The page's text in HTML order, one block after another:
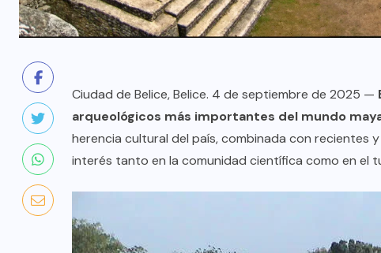
Ciudad de Belice, Belice. 4 de septiembre de 2025 —
arqueológicos más importantes del mundo
herencia cultural del país, combinada con recientes
interés tanto en la comunidad científica como en el